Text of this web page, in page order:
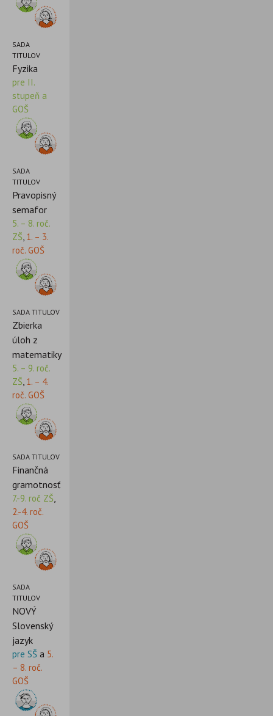
SADA
TITULOV
Fyzika
pre II.
stupeň a
GOŠ
SADA
TITULOV
Pravopisný
semafor
5. – 8. roč.
ZŠ,1. – 3.
roč. GOŠ
SADA TITULOV
Zbierka
úloh z
matematiky
5. – 9. roč.
ZŠ, 1. – 4.
roč. GOŠ
SADA TITULOV
Finančná
gramotnosť
7.-9. roč ZŠ,
2.-4. roč.
GOŠ
SADA
TITULOV
NOVÝ
Slovenský
jazyk
pre SŠ a 5.
– 8. roč.
GOŠ